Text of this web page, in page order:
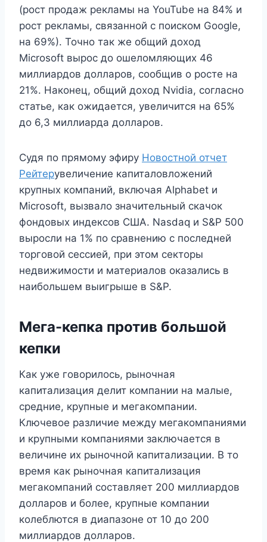
(рост продаж рекламы на YouTube на 84% и
рост рекламы, связанной с поиском Google,
на 69%). Точно так же общий доход
Microsoft вырос до ошеломляющих 46
миллиардов долларов, сообщив о росте на
21%. Наконец, общий доход Nvidia, согласно
статье, как ожидается, увеличится на 65%
до 6,3 миллиарда долларов.
Судя по прямому эфиру Новостной отчет
Рейтерувеличение капиталовложений
крупных компаний, включая Alphabet и
Microsoft, вызвало значительный скачок
фондовых индексов США. Nasdaq и S&P 500
выросли на 1% по сравнению с последней
торговой сессией, при этом секторы
недвижимости и материалов оказались в
наибольшем выигрыше в S&P.
Мега-кепка против большой
кепки
Как уже говорилось, рыночная
капитализация делит компании на малые,
средние, крупные и мегакомпании.
Ключевое различие между мегакомпаниями
и крупными компаниями заключается в
величине их рыночной капитализации. В то
время как рыночная капитализация
мегакомпаний составляет 200 миллиардов
долларов и более, крупные компании
колеблются в диапазоне от 10 до 200
миллиардов долларов.